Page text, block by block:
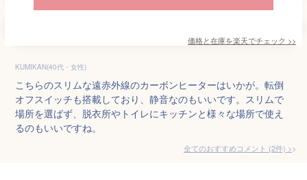
価格と在庫を楽天でチェック >>
KUMIKAN(40代・女性)
こちらのスリムな遠赤外線のカーボンヒーターはいかが。転倒
オフスイッチも搭載しており、静音なのもいいです。スリムで
場所を選ばず、脱衣所やトイレにキッチンと様々な場所で使え
るのもいいですね。
全てのおすすめコメント (2件) >